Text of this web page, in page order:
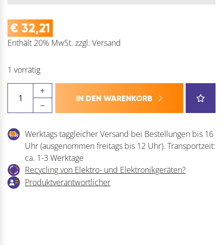
€ 32,21
Enthält 20% MwSt. zzgl. Versand
1 vorrätig
Weichwachskittstangen
-
(Holzkitt)
Menge
IN DEN WARENKORB
Werktags taggleicher Versand bei Bestellungen bis 16
Uhr (ausgenommen freitags bis 12 Uhr). Transportzeit:
ca. 1-3 Werktage
Recycling von Elektro- und Elektronikgeräten?
Produktverantwortlicher